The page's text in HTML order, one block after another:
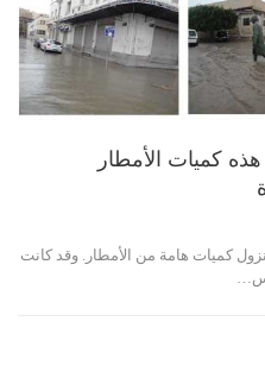
: هذه كميات الأمطار
كميات هامة من الأمطار. وقد كانت